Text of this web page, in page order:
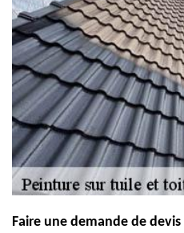
Faire une demande de